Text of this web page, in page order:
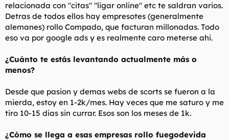
relacionada con "citas" "ligar online" etc te saldran varios.
Detras de todos ellos hay empresotes (generalmente
alemanes) rollo Compado, que facturan millonadas. Todo
eso va por google ads y es realmente caro meterse ahi.
¿Cuánto te estás levantando actualmente más o
menos?
Desde que pasion y demas webs de scorts se fueron a la
mierda, estoy en 1-2k/mes. Hay veces que me saturo y me
tiro 10-15 dias sin currar. Esos son los meses de 1k.
¿Cómo se llega a esas empresas rollo fuegodevida